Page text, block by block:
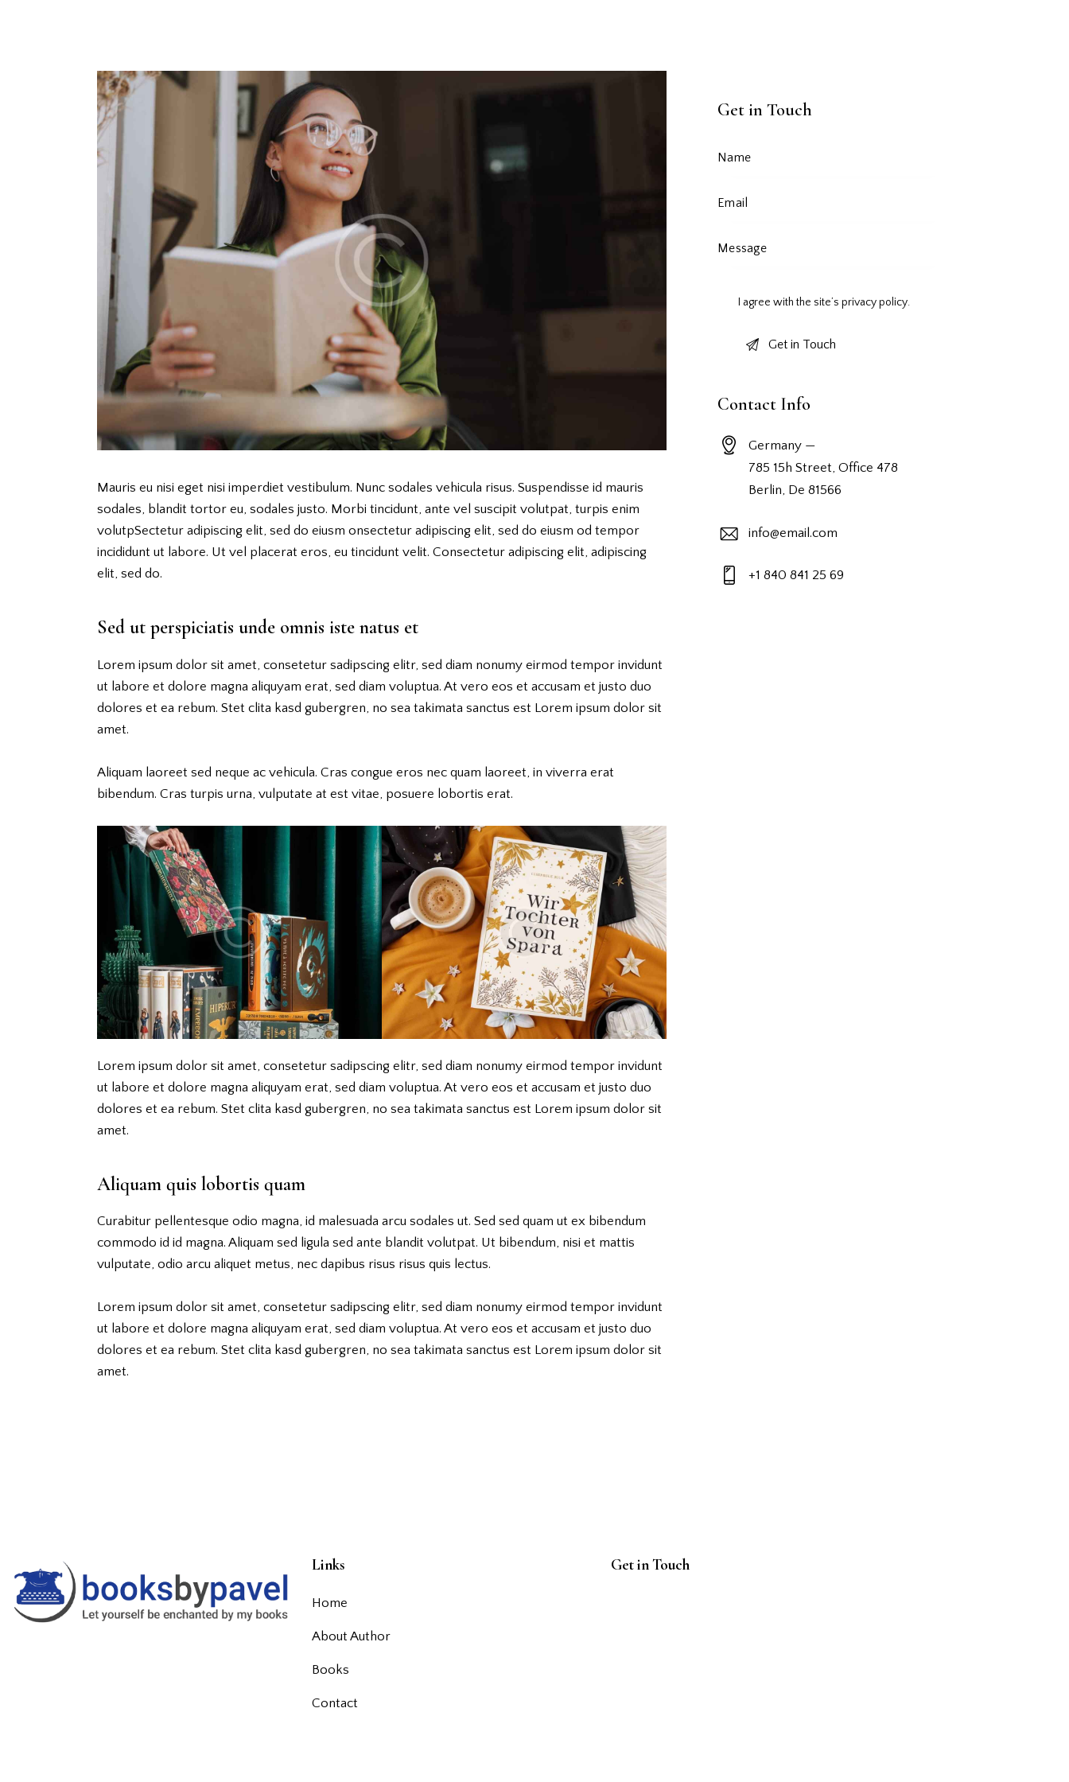
Mauris eu nisi eget nisi imperdiet vestibulum. Nunc sodales vehicula risus. Suspendisse id mauris
sodales, blandit tortor eu, sodales justo. Morbi tincidunt, ante vel suscipit volutpat, turpis enim
volutpSectetur adipiscing elit, sed do eiusm onsectetur adipiscing elit, sed do eiusm od tempor
incididunt ut labore. Ut vel placerat eros, eu tincidunt velit. Consectetur adipiscing elit, adipiscing
elit, sed do.
Sed ut perspiciatis unde omnis iste natus et
Lorem ipsum dolor sit amet, consetetur sadipscing elitr, sed diam nonumy eirmod tempor invidunt
ut labore et dolore magna aliquyam erat, sed diam voluptua. At vero eos et accusam et justo duo
dolores et ea rebum. Stet clita kasd gubergren, no sea takimata sanctus est Lorem ipsum dolor sit
amet.
Aliquam laoreet sed neque ac vehicula. Cras congue eros nec quam laoreet, in viverra erat
bibendum. Cras turpis urna, vulputate at est vitae, posuere lobortis erat.
Lorem ipsum dolor sit amet, consetetur sadipscing elitr, sed diam nonumy eirmod tempor invidunt
ut labore et dolore magna aliquyam erat, sed diam voluptua. At vero eos et accusam et justo duo
dolores et ea rebum. Stet clita kasd gubergren, no sea takimata sanctus est Lorem ipsum dolor sit
amet.
Aliquam quis lobortis quam
Curabitur pellentesque odio magna, id malesuada arcu sodales ut. Sed sed quam ut ex bibendum
commodo id id magna. Aliquam sed ligula sed ante blandit volutpat. Ut bibendum, nisi et mattis
vulputate, odio arcu aliquet metus, nec dapibus risus risus quis lectus.
Lorem ipsum dolor sit amet, consetetur sadipscing elitr, sed diam nonumy eirmod tempor invidunt
ut labore et dolore magna aliquyam erat, sed diam voluptua. At vero eos et accusam et justo duo
dolores et ea rebum. Stet clita kasd gubergren, no sea takimata sanctus est Lorem ipsum dolor sit
amet.
Get in Touch
I agree with the site’s privacy policy.
Contact Info
Germany —
785 15h Street, Office 478
Berlin, De 81566
info@email.com
+1 840 841 25 69
Links
Home
About Author
Books
Contact
Get in Touch